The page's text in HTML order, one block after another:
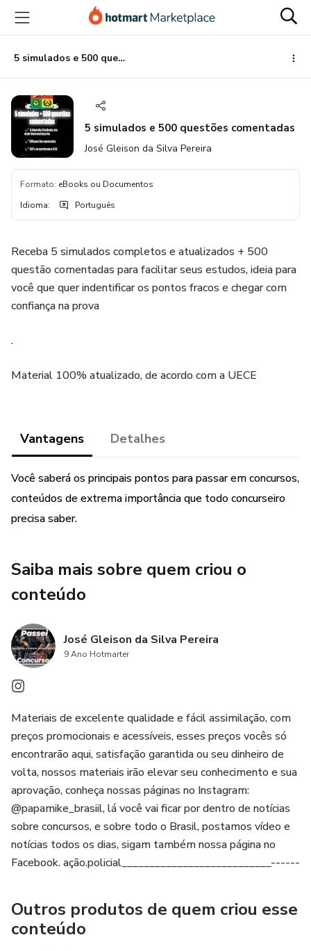
para
conteúdo
principal
para
pagamento
para
rodapé
5 simulados e 500 questões comentadas
5 simulados e 500 questões comentadas
José Gleison da Silva Pereira
Formato: eBooks ou Documentos
Idioma: Português
Receba 5 simulados completos e atualizados + 500
questão comentadas para facilitar seus estudos, ideia para
você que quer indentificar os pontos fracos e chegar com
confiança na prova
.
Material 100% atualizado, de acordo com a UECE
Vantagens Detalhes
Você saberá os principais pontos para passar em concursos,
conteúdos de extrema importância que todo concurseiro
precisa saber.
Saiba mais sobre quem criou o
conteúdo
José Gleison da Silva Pereira
9 Ano Hotmarter
Materiais de excelente qualidade e fácil assimilação, com
preços promocionais e acessíveis, esses preços vocês só
encontrarão aqui, satisfação garantida ou seu dinheiro de
volta, nossos materiais irão elevar seu conhecimento e sua
aprovação, conheça nossas páginas no Instagram:
@papamike_brasiil, lá você vai ficar por dentro de notícias
sobre concursos, e sobre todo o Brasil, postamos vídeo e
notícias todos os dias, sigam também nossa página no
Facebook. ação.policial___________________________------
Outros produtos de quem criou esse
conteúdo